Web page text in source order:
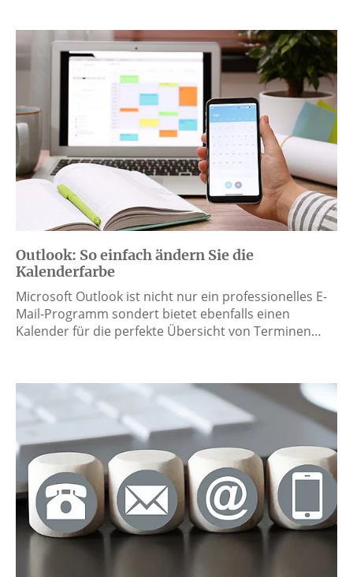
Outlook: So einfach ändern Sie die
Kalenderfarbe
Microsoft Outlook ist nicht nur ein professionelles E-
Mail-Programm sondert bietet ebenfalls einen
Kalender für die perfekte Übersicht von Terminen…